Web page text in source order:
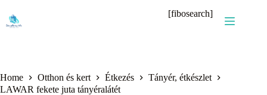
content
[fibosearch]
Home Otthon és kert Étkezés
Tányér, étkészlet
LAWAR fekete juta tányéralátét